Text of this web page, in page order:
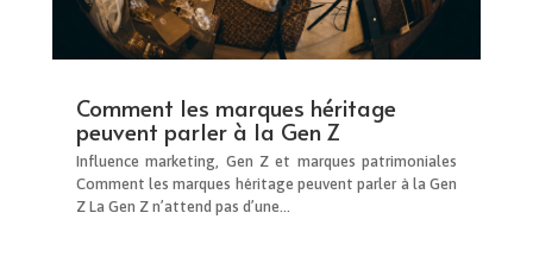
Comment les marques héritage
peuvent parler à la Gen Z
Influence marketing, Gen Z et marques patrimoniales
Comment les marques héritage peuvent parler à la Gen
Z La Gen Z n’attend pas d’une...